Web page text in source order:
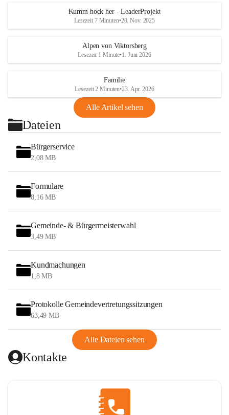
Kumm hock her - LeaderProjekt
Lesezeit 7 Minuten•20. Nov. 2025
Alpen von Viktorsberg
Lesezeit 1 Minute•1. Juni 2026
Familie
Lesezeit 2 Minuten•23. Apr. 2026
Alle Artikel sehen
Dateien
Bürgerservice
2,08 MB
Formulare
8,16 MB
Gemeinde- & Bürgermeisterwahl
3,49 MB
Kundmachungen
1,8 MB
Protokolle Gemeindevertretungssitzungen
63,49 MB
Alle Dateien sehen
Kontakte